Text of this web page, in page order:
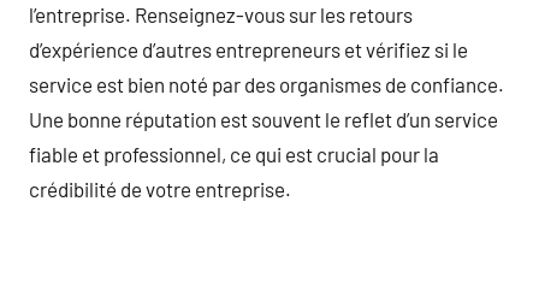
l’entreprise. Renseignez-vous sur les retours
d’expérience d’autres entrepreneurs et vérifiez si le
service est bien noté par des organismes de confiance.
Une bonne réputation est souvent le reflet d’un service
fiable et professionnel, ce qui est crucial pour la
crédibilité de votre entreprise.